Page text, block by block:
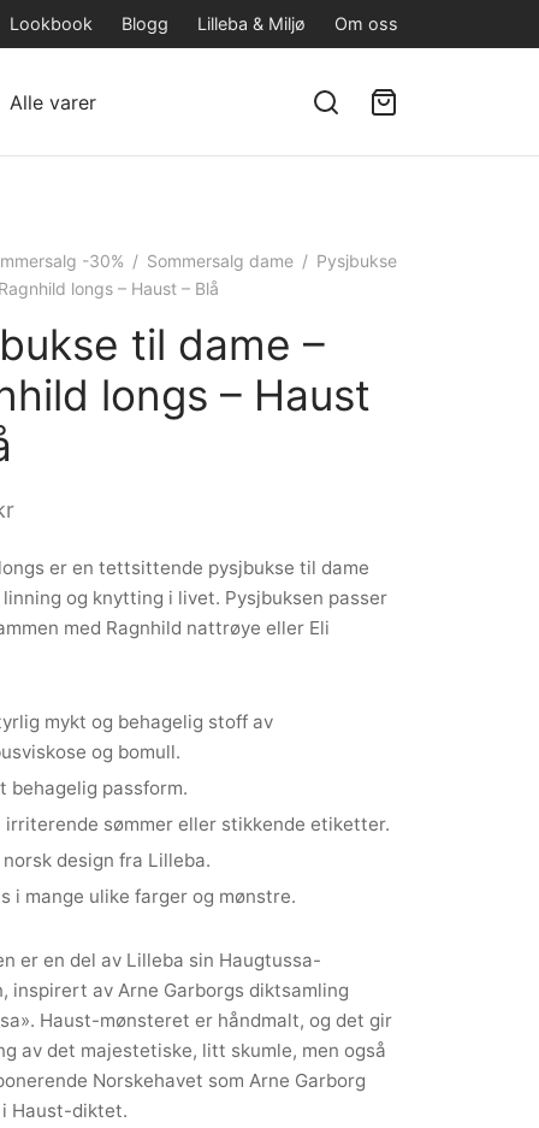
Lookbook Blogg Lilleba & Miljø Om oss
Alle varer
-30% / Sommersalg dame / Pysjbukse
longs – Haust – Blå
til dame –
longs – Haust
er en tettsittende pysjbukse til dame
og knytting i livet. Pysjbuksen passer
med Ragnhild nattrøye eller Eli
mykt og behagelig stoff av
og bomull.
behagelig passform.
irriterende sømmer eller stikkende etiketter.
design fra Lilleba.
i mange ulike farger og mønstre.
er en del av Lilleba sin Haugtussa-
inspirert av Arne Garborgs diktsamling
Haust-mønsteret er håndmalt, og det gir
av det majestetiske, litt skumle, men også
Norskehavet som Arne Garborg
Haust-diktet.